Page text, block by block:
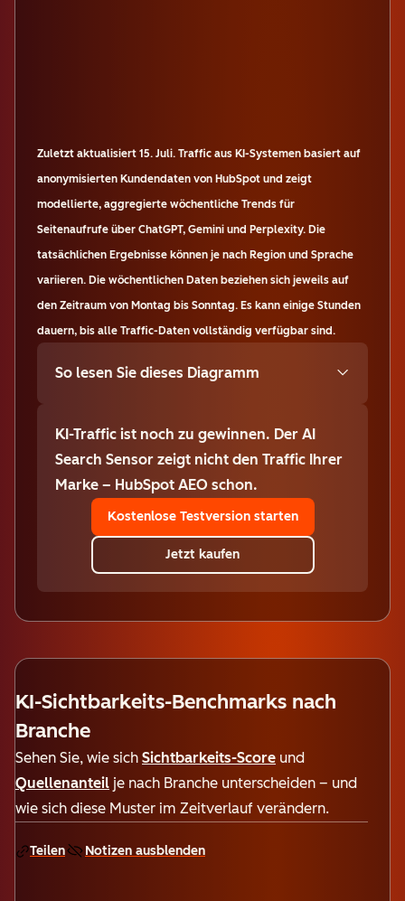
Zuletzt aktualisiert 15. Juli. Traffic aus KI-Systemen basiert auf
anonymisierten Kundendaten von HubSpot und zeigt
modellierte, aggregierte wöchentliche Trends für
Seitenaufrufe über ChatGPT, Gemini und Perplexity. Die
tatsächlichen Ergebnisse können je nach Region und Sprache
variieren. Die wöchentlichen Daten beziehen sich jeweils auf
den Zeitraum von Montag bis Sonntag. Es kann einige Stunden
dauern, bis alle Traffic-Daten vollständig verfügbar sind.
So lesen Sie dieses Diagramm
KI-Traffic ist noch zu gewinnen. Der AI
Search Sensor zeigt nicht den Traffic Ihrer
Marke – HubSpot AEO schon.
Kostenlose Testversion starten
Jetzt kaufen
KI-Sichtbarkeits-Benchmarks nach
Branche
Sehen Sie, wie sich Sichtbarkeits-Score und
Quellenanteil je nach Branche unterscheiden – und
wie sich diese Muster im Zeitverlauf verändern.
Teilen Notizen ausblenden